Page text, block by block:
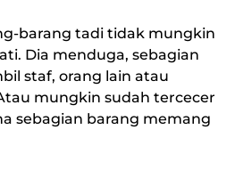
barang tadi tidak mungkin
Dia menduga, sebagian
staf, orang lain atau
mungkin sudah tercecer
sebagian barang memang